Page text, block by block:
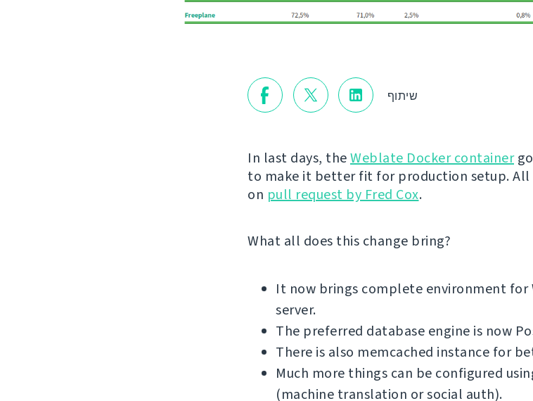
שיתוף
In last days, theWeblate Docker container
to make it better fit for production setup. All
on pull request by Fred Cox.
What all does this change bring?
It now brings complete environment for
server.
The preferred database engine is now
There is also memcached instance for
Much more things can be configured
(machine translation or social auth).